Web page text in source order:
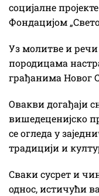
социјалне
Фондацијом
Уз молитве и речи
породицама
грађанима Новог
Овакви догађаји
вишедеценијско
се огледа у
традицији и
Сваки сусрет и
однос, истичући